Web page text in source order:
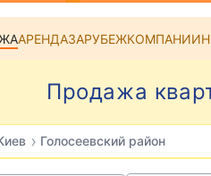
АРЕНДАЗАРУБЕЖКОМПАНИИ
Продажа
› Голосеевский район